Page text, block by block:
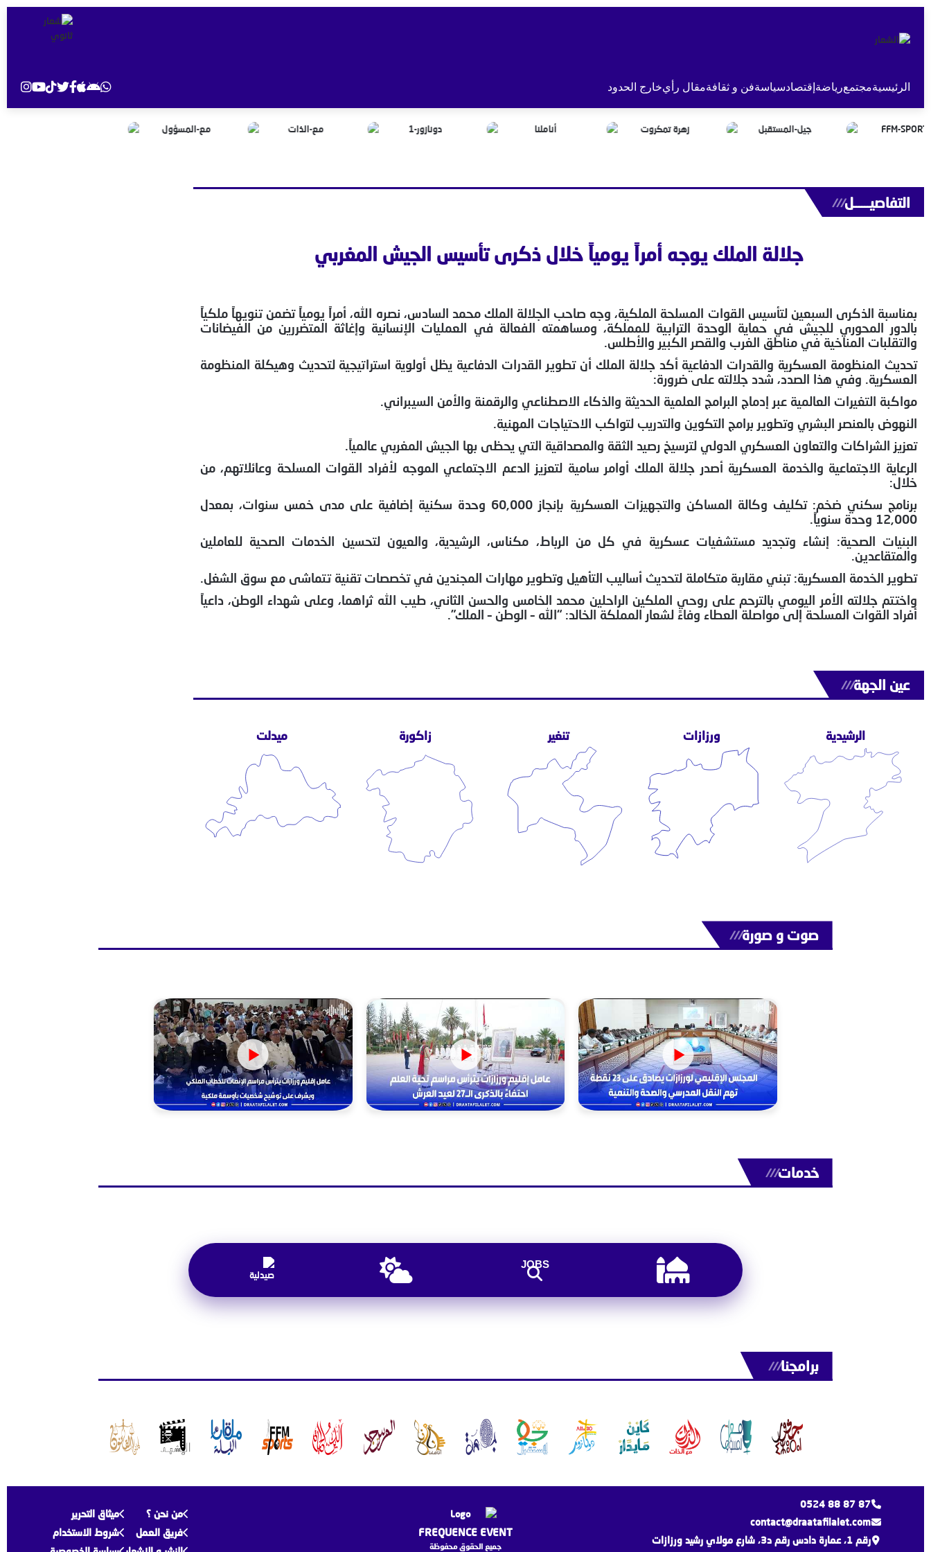
الرئيسيةمجتمعرياضة إقتصادسياسةفن و ثقافةمقال رأيخارج الحدود
التفاصيــــــل///
جلالة الملك يوجه أمراً يومياً خلال ذكرى تأسيس الجيش المغربي
بمناسبة الذكرى السبعين لتأسيس القوات المسلحة الملكية، وجه صاحب الجلالة الملك محمد السادس، نصره الله، أمراً يومياً تضمن تنويهاً ملكياً
بالدور المحوري للجيش في حماية الوحدة الترابية للمملكة، ومساهمته الفعالة في العمليات الإنسانية وإغاثة المتضررين من الفيضانات
والتقلبات المناخية في مناطق الغرب والقصر الكبير والأطلس.
تحديث المنظومة العسكرية والقدرات الدفاعية أكد جلالة الملك أن تطوير القدرات الدفاعية يظل أولوية استراتيجية لتحديث وهيكلة المنظومة
العسكرية. وفي هذا الصدد، شدد جلالته على ضرورة:
مواكبة التغيرات العالمية عبر إدماج البرامج العلمية الحديثة والذكاء الاصطناعي والرقمنة والأمن السيبراني.
النهوض بالعنصر البشري وتطوير برامج التكوين والتدريب لتواكب الاحتياجات المهنية.
تعزيز الشراكات والتعاون العسكري الدولي لترسيخ رصيد الثقة والمصداقية التي يحظى بها الجيش المغربي عالمياً.
الرعاية الاجتماعية والخدمة العسكرية أصدر جلالة الملك أوامر سامية لتعزيز الدعم الاجتماعي الموجه لأفراد القوات المسلحة وعائلاتهم، من
خلال:
برنامج سكني ضخم: تكليف وكالة المساكن والتجهيزات العسكرية بإنجاز 60,000 وحدة سكنية إضافية على مدى خمس سنوات، بمعدل
12,000 وحدة سنوياً.
البنيات الصحية: إنشاء وتجديد مستشفيات عسكرية في كل من الرباط، مكناس، الرشيدية، والعيون لتحسين الخدمات الصحية للعاملين
والمتقاعدين.
تطوير الخدمة العسكرية: تبني مقاربة متكاملة لتحديث أساليب التأهيل وتطوير مهارات المجندين في تخصصات تقنية تتماشى مع سوق الشغل.
واختتم جلالته الأمر اليومي بالترحم على روحي الملكين الراحلين محمد الخامس والحسن الثاني، طيب الله ثراهما، وعلى شهداء الوطن، داعياً
أفراد القوات المسلحة إلى مواصلة العطاء وفاءً لشعار المملكة الخالد: “الله – الوطن – الملك”.
عين الجهة///
الرشيدية ورزازات تنغير زاكورة ميدلت
صوت و صورة///
خدمات///
JOBS
برامجنا///
0524 88 87 87
contact@draatafilalet.com
رقم 1، عمارة دادس رقم د3، شارع مولاي رشيد ورزازات
FREQUENCE EVENT
جميع الحقوق محفوظة
من نحن ؟
فريق العمل
ميثاق التحرير
شروط الاستخدام